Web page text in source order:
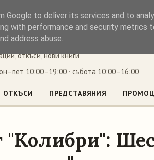
ъгъл
откъси, нови книги
10:00–19:00 · събота 10:00–16:00
ОТКЪСИ ПРЕДСТАВЯНИЯ
"Колибри":
Google to deliver its services and to
with performance and security metrics
address abuse.